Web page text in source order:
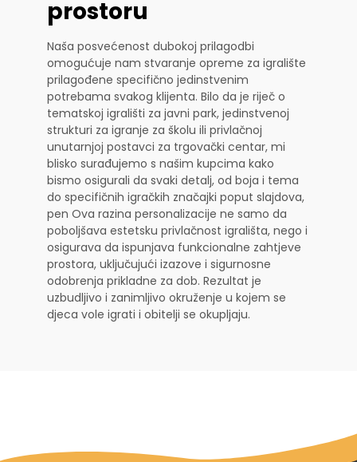
prostoru
Naša posvećenost dubokoj prilagodbi
omogućuje nam stvaranje opreme za igralište
prilagođene specifično jedinstvenim
potrebama svakog klijenta. Bilo da je riječ o
tematskoj igrališti za javni park, jedinstvenoj
strukturi za igranje za školu ili privlačnoj
unutarnjoj postavci za trgovački centar, mi
blisko surađujemo s našim kupcima kako
bismo osigurali da svaki detalj, od boja i tema
do specifičnih igračkih značajki poput slajdova,
pen Ova razina personalizacije ne samo da
poboljšava estetsku privlačnost igrališta, nego i
osigurava da ispunjava funkcionalne zahtjeve
prostora, uključujući izazove i sigurnosne
odobrenja prikladne za dob. Rezultat je
uzbudljivo i zanimljivo okruženje u kojem se
djeca vole igrati i obitelji se okupljaju.